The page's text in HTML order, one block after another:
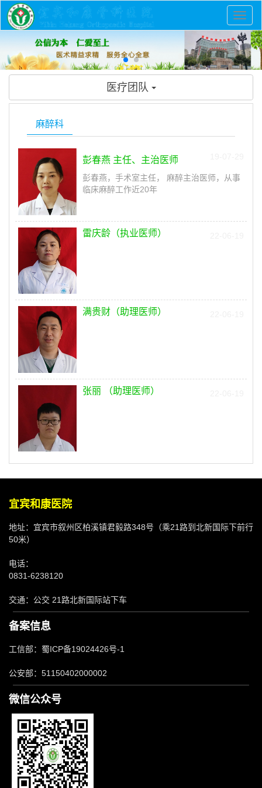
切换
医疗团队
麻醉科
彭春燕 主任、主治医师
彭春燕，手术室主任， 麻醉主治医师，从事
临床麻醉工作近20年
雷庆龄（执业医师）
满贵财（助理医师）
张丽 （助理医师）
宜宾和康医院
地址：宜宾市叙州区柏溪镇君毅路348号（乘21路到北新国际下前行
50米）
电话：
0831-6238120
交通：公交 21路北新国际站下车
备案信息
工信部：蜀ICP备19024426号-1
公安部：51150402000002
微信公众号